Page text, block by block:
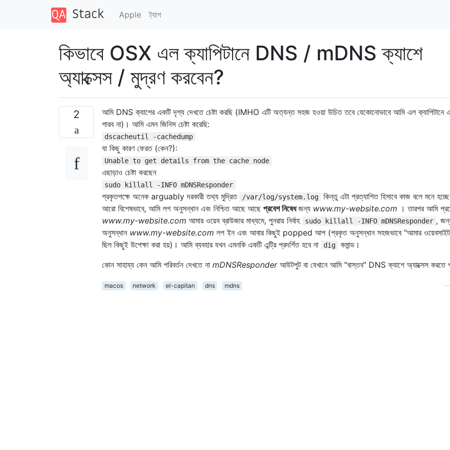
Apple ট্যাগ
কিভাবে OSX এল ক্যাপিটানে DNS / mDNS ক্যাশে
অ্যাক্সেস / মুদ্রণ করবেন?
2
আমি DNS ক্যাশের একটি দৃশ্য দেখতে চেষ্টা করছি (IMHO এটি অত্যন্ত সহজ হওয়া উচিত তবে যেকোনোভাবে আমি এল ক্যাপিটানে
পারব না)। আমি এমন জিনিস চেষ্টা করেছি:
dscacheutil -cachedump
যা কিছু কারণ ফেরত (কেন?):
Unable to get details from the cache node
এছাড়াও চেষ্টা করছেন
sudo killall -INFO mDNSResponder
প্রকৃতপক্ষে অনেক arguably দরকারী তথ্য মুদ্রিত /var/log/system.log
কিন্তু এটা প্রত্যাশিত হিসাবে কাজ বলে মনে
আরো বিশেষভাবে, আমি লগ অনুসন্ধান এবং নিশ্চিত আছে আছে প্রবেশ নিষেধজন্য www.my-website.com । তারপর আমি
www.my-website.com আমার ওয়েব ব্রাউজার মাধ্যমে, পুনরায় নির্বাহ sudo killall -INFO mDNSResponder ,
অনুসন্ধান www.my-website.com লগ ইন এবং আবার কিছুই popped আপ (প্রকৃত অনুসন্ধান সহজভাবে "আমার ওয়েবসাইট"
ছিল কিছুই উপেক্ষা করা হয়)। আমি ব্যবহার যখন এমনকি একটি এন্ট্রি প্রদর্শিত হবে না
dig
কমান্ড।
কোন সাহায্য কেন আমি পরিবর্তন দেখতে না mDNSResponder আউটপুট বা যেখানে আমি "বাস্তব" DNS ক্যাশে অ্যাক্সেস করতে
macos network el-capitan dns mdns —